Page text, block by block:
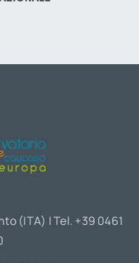
(ITA) | Tel. +39 0461